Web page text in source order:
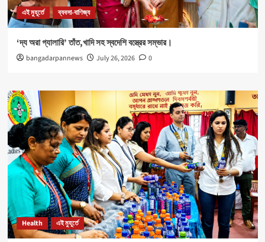
এই মুহূর্তে ব্যবসা-বাণিজ্য
‘দ্য অরা গ্যালারি’ তাঁত,খাদি সহ স্বদেশি বস্ত্রের সম্ভার।
bangadarpannews July 26, 2026 0
Health এই মুহূর্তে